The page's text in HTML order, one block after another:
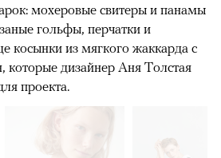
мохеровые свитеры и панамы
гольфы, перчатки и
косынки из мягкого жаккарда с
которые дизайнер Аня Толстая
проекта.